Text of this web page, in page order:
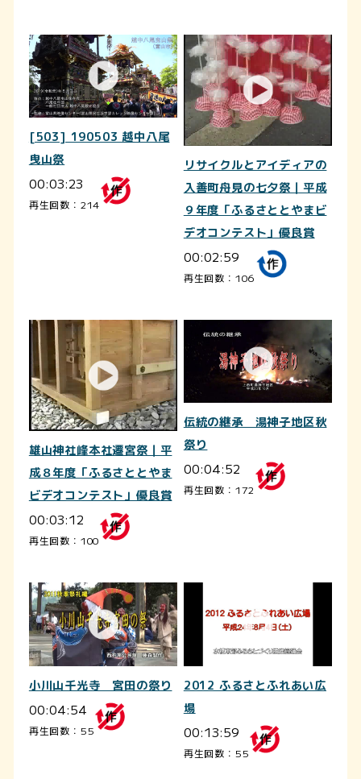
[503] 190503 越中八尾
曳山祭
00:03:23
再生回数：214
リサイクルとアイディアの
入善町舟見の七夕祭｜平成
９年度「ふるさととやまビ
デオコンテスト」優良賞
00:02:59
再生回数：106
雄山神社峰本社遷宮祭｜平
成８年度「ふるさととやま
ビデオコンテスト」優良賞
00:03:12
再生回数：100
伝統の継承 湯神子地区秋
祭り
00:04:52
再生回数：172
小川山千光寺 宮田の祭り
00:04:54
再生回数：55
2012 ふるさとふれあい広
場
00:13:59
再生回数：55